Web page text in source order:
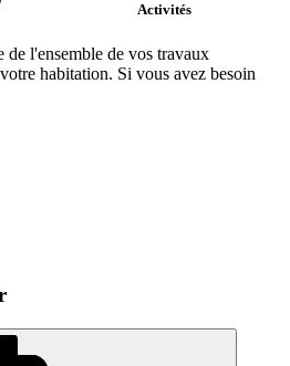
Activités
l'ensemble de vos travaux
habitation. Si vous avez besoin